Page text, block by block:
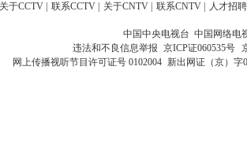
关于CCTV 联系CCTV 关于CNTV 联系CNTV 人才招聘
中国中央电视台 中国网络电
违法和不良信息举报 京ICP证060535号
网上传播视听节目许可证号 0102004 新出网证（京）